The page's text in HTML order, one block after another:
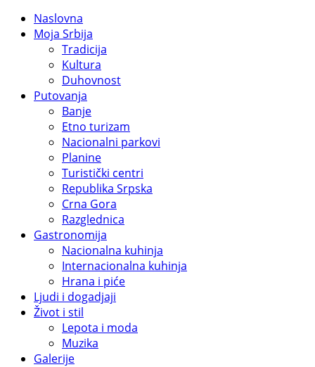
Naslovna
Moja Srbija
Tradicija
Kultura
Duhovnost
Putovanja
Banje
Etno turizam
Nacionalni parkovi
Planine
Turistički centri
Republika Srpska
Crna Gora
Razglednica
Gastronomija
Nacionalna kuhinja
Internacionalna kuhinja
Hrana i piće
Ljudi i dogadjaji
Život i stil
Lepota i moda
Muzika
Galerije